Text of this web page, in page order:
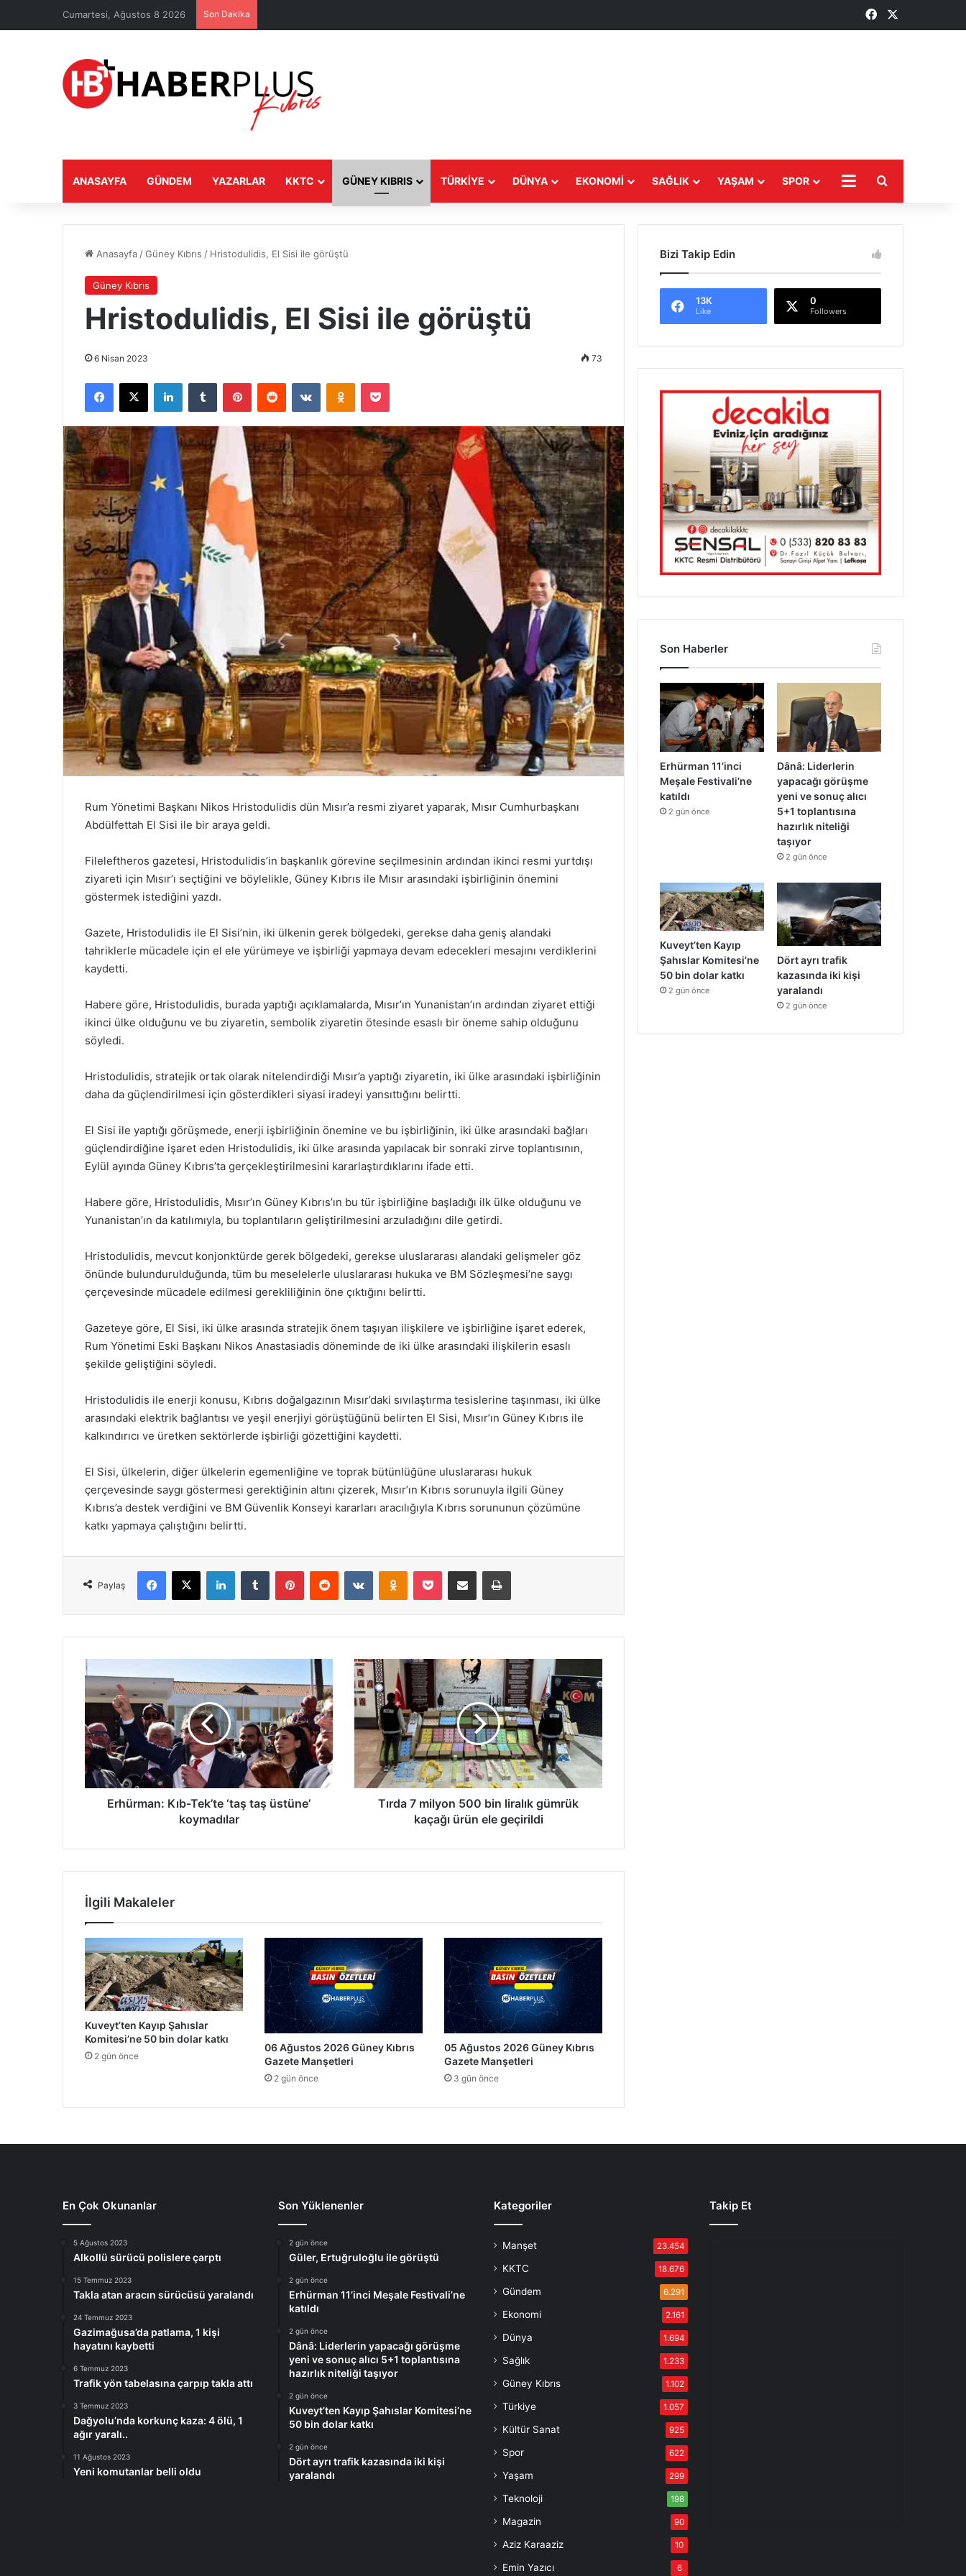
Cumartesi, Ağustos 8 2026 Son Dakika Facebook
ANASAYFA GÜNDEM YAZARLAR KKTC GÜNEY KIBRIS TÜRKIYE DÜNYA EKONOMI SAĞLIK YAŞAM SPOR DAHA
Anasayfa /Güney Kıbrıs / Hristodulidis, El Sisi ile görüştü
Güney Kıbrıs
Hristodulidis, El Sisi ile görüştü
6 Nisan 2023 73
Facebook
X LinkedInTumblr PinterestReddit VKontakteOdnoklassniki
Pocket
Rum Yönetimi Başkanı Nikos Hristodulidis dün Mısır’a resmi ziyaret yaparak, Mısır Cumhurbaşkanı
Abdülfettah El Sisi ile bir araya geldi.
Fileleftheros gazetesi, Hristodulidis’in başkanlık görevine seçilmesinin ardından ikinci resmi yurtdışı
ziyareti için Mısır’ı seçtiğini ve böylelikle, Güney Kıbrıs ile Mısır arasındaki işbirliğinin önemini
göstermek istediğini yazdı.
Gazete, Hristodulidis ile El Sisi’nin, iki ülkenin gerek bölgedeki, gerekse daha geniş alandaki
tahriklerle mücadele için el ele yürümeye ve işbirliği yapmaya devam edecekleri mesajını verdiklerini
kaydetti.
Habere göre, Hristodulidis, burada yaptığı açıklamalarda, Mısır’ın Yunanistan’ın ardından ziyaret ettiği
ikinci ülke olduğunu ve bu ziyaretin, sembolik ziyaretin ötesinde esaslı bir öneme sahip olduğunu
söyledi.
Hristodulidis, stratejik ortak olarak nitelendirdiği Mısır’a yaptığı ziyaretin, iki ülke arasındaki işbirliğinin
daha da güçlendirilmesi için gösterdikleri siyasi iradeyi yansıttığını belirtti.
El Sisi ile yaptığı görüşmede, enerji işbirliğinin önemine ve bu işbirliğinin, iki ülke arasındaki bağları
güçlendirdiğine işaret eden Hristodulidis, iki ülke arasında yapılacak bir sonraki zirve toplantısının,
Eylül ayında Güney Kıbrıs’ta gerçekleştirilmesini kararlaştırdıklarını ifade etti.
Habere göre, Hristodulidis, Mısır’ın Güney Kıbrıs’ın bu tür işbirliğine başladığı ilk ülke olduğunu ve
Yunanistan’ın da katılımıyla, bu toplantıların geliştirilmesini arzuladığını dile getirdi.
Hristodulidis, mevcut konjonktürde gerek bölgedeki, gerekse uluslararası alandaki gelişmeler göz
önünde bulundurulduğunda, tüm bu meselelerle uluslararası hukuka ve BM Sözleşmesi’ne saygı
çerçevesinde mücadele edilmesi gerekliliğinin öne çıktığını belirtti.
Gazeteye göre, El Sisi, iki ülke arasında stratejik önem taşıyan ilişkilere ve işbirliğine işaret ederek,
Rum Yönetimi Eski Başkanı Nikos Anastasiadis döneminde de iki ülke arasındaki ilişkilerin esaslı
şekilde geliştiğini söyledi.
Hristodulidis ile enerji konusu, Kıbrıs doğalgazının Mısır’daki sıvılaştırma tesislerine taşınması, iki ülke
arasındaki elektrik bağlantısı ve yeşil enerjiyi görüştüğünü belirten El Sisi, Mısır’ın Güney Kıbrıs ile
kalkındırıcı ve üretken sektörlerde işbirliği gözettiğini kaydetti.
El Sisi, ülkelerin, diğer ülkelerin egemenliğine ve toprak bütünlüğüne uluslararası hukuk
çerçevesinde saygı göstermesi gerektiğinin altını çizerek, Mısır’ın Kıbrıs sorunuyla ilgili Güney
Kıbrıs’a destek verdiğini ve BM Güvenlik Konseyi kararları aracılığıyla Kıbrıs sorununun çözümüne
katkı yapmaya çalıştığını belirtti.
Paylaş
Facebook
X LinkedInTumblr PinterestReddit VKontakteOdnoklassniki
Pocket E-Posta ile paylaş Yazdır
Erhürman:
Kıb-
Tek’te
taş
üstüne’
koymadılar
Erhürman: Kıb-Tek’te ‘taş taş üstüne’
koymadılar
Tırda
7
milyon
500
bin
liralık
gümrük
kaçağı
ürün
Tırda 7 milyon 500 bin liralık gümrük
kaçağı ürün ele geçirildi
İlgili Makaleler
Kuveyt’ten Kayıp Şahıslar
Komitesi’ne 50 bin dolar katkı
2 gün önce
06 Ağustos 2026 Güney Kıbrıs
Gazete Manşetleri
2 gün önce
05 Ağustos 2026 Güney Kıbrıs
Gazete Manşetleri
3 gün önce
Bizi Takip Edin
13K
Like
0
Followers
Son Haberler
Erhürman 11’inci
Meşale Festivali’ne
katıldı
2 gün önce
Dânâ: Liderlerin
yapacağı görüşme
yeni ve sonuç alıcı
5+1 toplantısına
hazırlık niteliği
taşıyor
2 gün önce
Kuveyt’ten Kayıp
Şahıslar Komitesi’ne
50 bin dolar katkı
2 gün önce
Dört ayrı trafik
kazasında iki kişi
yaralandı
2 gün önce
En Çok Okunanlar
5 Ağustos 2023
Alkollü sürücü polislere çarptı
15 Temmuz 2023
Takla atan aracın sürücüsü yaralandı
24 Temmuz 2023
Gazimağusa’da patlama, 1 kişi
hayatını kaybetti
6 Temmuz 2023
Trafik yön tabelasına çarpıp takla attı
3 Temmuz 2023
Dağyolu’nda korkunç kaza: 4 ölü, 1
ağır yaralı..
11 Ağustos 2023
Yeni komutanlar belli oldu
Son Yüklenenler
2 gün önce
Güler, Ertuğruloğlu ile görüştü
2 gün önce
Erhürman 11’inci Meşale Festivali’ne
katıldı
2 gün önce
Dânâ: Liderlerin yapacağı görüşme
yeni ve sonuç alıcı 5+1 toplantısına
hazırlık niteliği taşıyor
2 gün önce
Kuveyt’ten Kayıp Şahıslar Komitesi’ne
50 bin dolar katkı
2 gün önce
Dört ayrı trafik kazasında iki kişi
yaralandı
Kategoriler
Manşet 23.454
KKTC 18.676
Gündem 6.291
Ekonomi 2.161
Dünya 1.694
Sağlık 1.233
Güney Kıbrıs 1.102
Türkiye 1.057
Kültür Sanat 925
Spor 622
Yaşam 299
Teknoloji 198
Magazin 90
Aziz Karaaziz 10
Emin Yazıcı 6
Takip Et